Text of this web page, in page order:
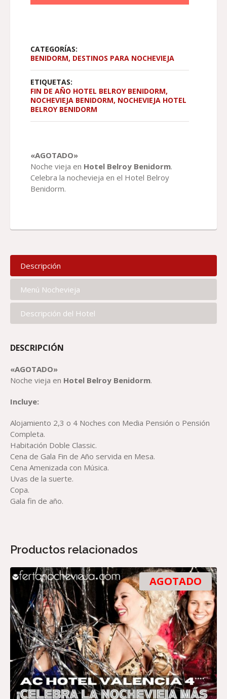
CATEGORÍAS:
BENIDORM, DESTINOS PARA NOCHEVIEJA
ETIQUETAS:
FIN DE AÑO HOTEL BELROY BENIDORM,
NOCHEVIEJA BENIDORM, NOCHEVIEJA HOTEL
BELROY BENIDORM
«AGOTADO»
Noche vieja en Hotel Belroy Benidorm.
Celebra la nochevieja en el Hotel Belroy
Benidorm.
Descripción
Menú Nochevieja
Descripción del Hotel
DESCRIPCIÓN
«AGOTADO»
Noche vieja en Hotel Belroy Benidorm.
Incluye:
Alojamiento 2,3 o 4 Noches con Media Pensión o Pensión
Completa.
Habitación Doble Classic.
Cena de Gala Fin de Año servida en Mesa.
Cena Amenizada con Música.
Uvas de la suerte.
Copa.
Gala fin de año.
Productos relacionados
AGOTADO